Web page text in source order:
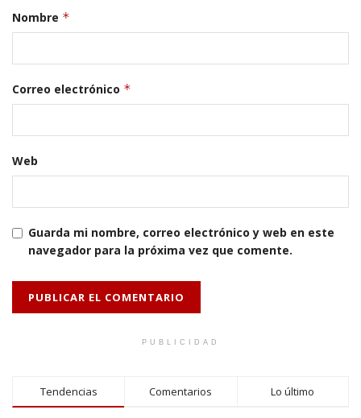
Nombre *
Correo electrónico *
Web
Guarda mi nombre, correo electrónico y web en este
navegador para la próxima vez que comente.
PUBLICIDAD
Tendencias Comentarios Lo último